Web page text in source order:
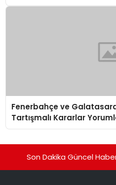
Fenerbahçe ve
Tartışmalı Kararlar
Son Dakika Güncel